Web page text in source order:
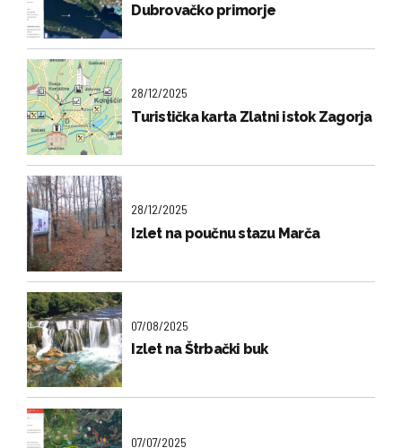
Dubrovačko primorje
28/12/2025
Turistička karta Zlatni istok Zagorja
28/12/2025
Izlet na poučnu stazu Marča
07/08/2025
Izlet na Štrbački buk
07/07/2025